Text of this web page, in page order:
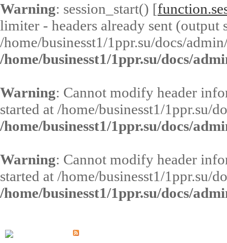
Warning: session_start() [
limiter - headers already sent (output
/home/businesst1/1ppr.su/docs/
/home/businesst1/1ppr.su/docs/
Warning: Cannot modify header
started at /home/businesst1/1ppr.su/
/home/businesst1/1ppr.su/docs/
Warning: Cannot modify header
started at /home/businesst1/1ppr.su/
/home/businesst1/1ppr.su/docs/